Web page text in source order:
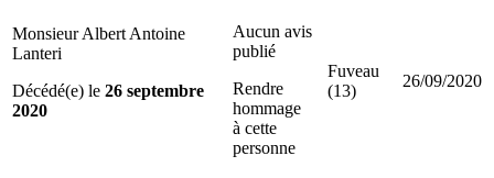
Monsieur Albert Antoine
Lanteri
Décédé(e) le 26 septembre
2020
Aucun avis
publié
Rendre
hommage
à cette
personne
Fuveau
(13)
26/09/2020